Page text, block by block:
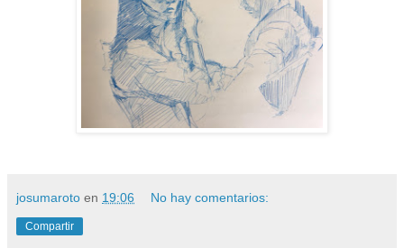
josumaroto en 19:06 No hay comentarios:
Compartir